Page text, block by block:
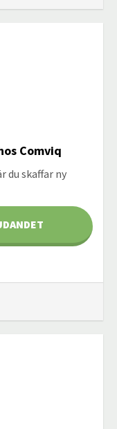
Comviq
du skaffar ny